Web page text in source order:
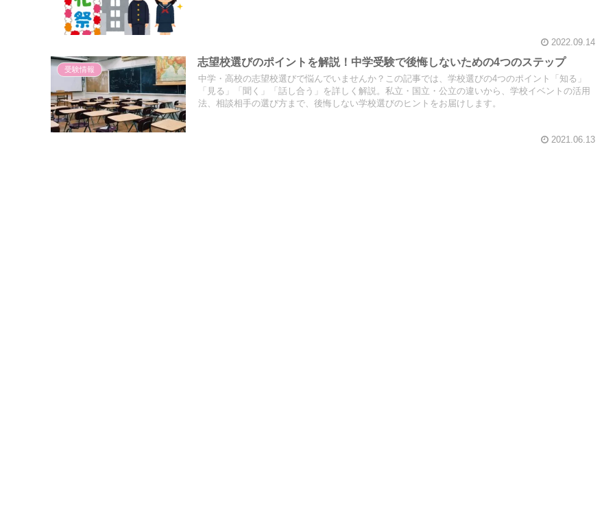
2022.09.14
受験情報
志望校選びのポイントを解説！中学受験で後悔しないための4つのステップ
中学・高校の志望校選びで悩んでいませんか？この記事では、学校選びの4つのポイント「知る」
「見る」「聞く」「話し合う」を詳しく解説。私立・国立・公立の違いから、学校イベントの活用
法、相談相手の選び方まで、後悔しない学校選びのヒントをお届けします。
2021.06.13